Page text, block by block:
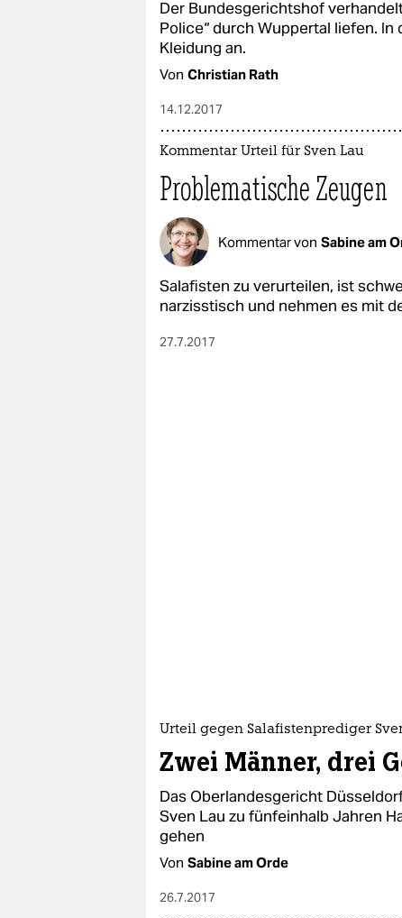
unterstützen
abo
genossenschaft
epaper login
Der Bundesgerichtshof
Police“ durch Wuppertal liefen.
Kleidung an.
Von Christian Rath
14.12.2017
Kommentar Urteil für Sven Lau
Problematische Zeugen
Kommentar von Sabine am
Salafisten zu verurteilen, ist
narzisstisch und nehmen es mit
27.7.2017
Urteil gegen Salafistenprediger
Zwei Männer, drei
Das Oberlandesgericht
Sven Lau zu fünfeinhalb Jahren
gehen
Von Sabine am Orde
26.7.2017